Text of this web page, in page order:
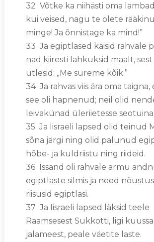
32 Võtke ka niihästi oma
kui veised, nagu te olete
minge! Ja õnnistage ka mind!”
33 Ja egiptlased käisid rahvale
nad kiiresti lahkuksid maalt, sest
ütlesid: „Me sureme kõik.”
34 Ja rahvas viis ära oma
see oli hapnenud; neil olid
leivakünad üleriietesse
35 Ja Iisraeli lapsed olid teinud
sõna järgi ning olid palunud
hõbe- ja kuldriistu ning riideid.
36 Issand oli rahvale armu
egiptlaste silmis ja need
riisusid egiptlasi.
37 Ja Iisraeli lapsed läksid teele
Raamsesest Sukkotti, ligi
jalameest, peale väetite laste.